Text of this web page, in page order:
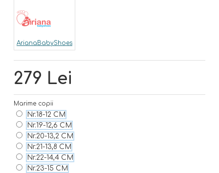
279 Lei
ArianaBabyShoes
Marime copii
Nr.18-12 CM
Nr.19-12,6 CM
Nr.20-13,2 CM
Nr.21-13,8 CM
Nr.22-14,4 CM
Nr.23-15 CM